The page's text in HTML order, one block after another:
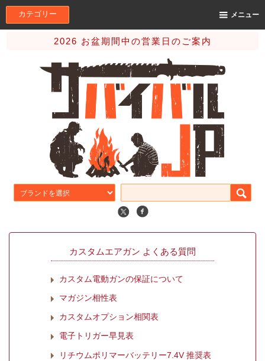
カテゴリー メニュー
2026 お盆期間中の営業日のご案内
カスタムエアガン よくある質問
カスタム電動ガンの保証について
マガジン相性表
カスタムオプション相関表
電子トリガー早見表
リチウムポリマーバッテリー7.4V 推奨表